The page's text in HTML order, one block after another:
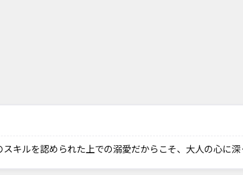
キルを認められた上での溺愛だからこそ、大人の心に深